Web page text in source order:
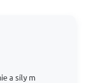
a síly m